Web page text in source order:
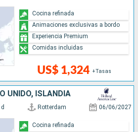
US$ 1,324 +Tasas
Cocina refinada
Animaciones exclusivas a bordo
Experiencia Premium
Comidas incluidas
UNIDO, ISLANDIA
Rotterdam 06/06/2027
Cocina refinada